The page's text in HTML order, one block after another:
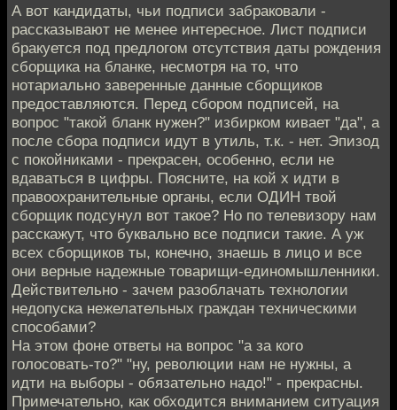
А вот кандидаты, чьи подписи забраковали -
рассказывают не менее интересное. Лист подписи
бракуется под предлогом отсутствия даты рождения
сборщика на бланке, несмотря на то, что
нотариально заверенные данные сборщиков
предоставляются. Перед сбором подписей, на
вопрос "такой бланк нужен?" избирком кивает "да", а
после сбора подписи идут в утиль, т.к. - нет. Эпизод
с покойниками - прекрасен, особенно, если не
вдаваться в цифры. Поясните, на кой х идти в
правоохранительные органы, если ОДИН твой
сборщик подсунул вот такое? Но по телевизору нам
расскажут, что буквально все подписи такие. А уж
всех сборщиков ты, конечно, знаешь в лицо и все
они верные надежные товарищи-единомышленники.
Действительно - зачем разоблачать технологии
недопуска нежелательных граждан техническими
способами?
На этом фоне ответы на вопрос "а за кого
голосовать-то?" "ну, революции нам не нужны, а
идти на выборы - обязательно надо!" - прекрасны.
Примечательно, как обходится вниманием ситуация